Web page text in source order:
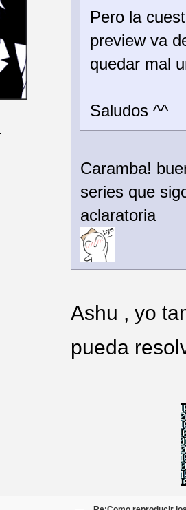
Pero la
preview va
quedar mal
Saludos ^^
Caramba!
series que
aclaratoria
Ashu , yo
pueda